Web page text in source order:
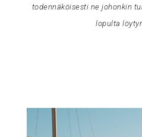
todennäköisesti ne johonkin
lopulta